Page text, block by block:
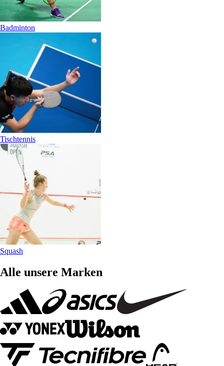
Badminton
Tischtennis
Squash
Alle unsere Marken